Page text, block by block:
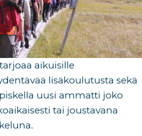
aikuisille
lisäkoulutusta sekä
uusi ammatti joko
tai joustavana